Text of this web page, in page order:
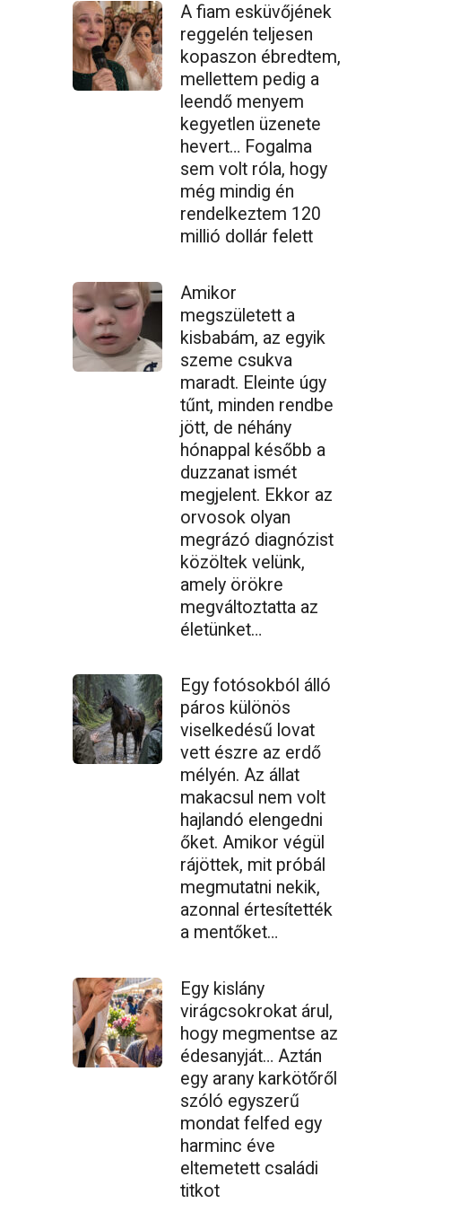
A fiam esküvőjének
reggelén teljesen
kopaszon ébredtem,
mellettem pedig a
leendő menyem
kegyetlen üzenete
hevert… Fogalma
sem volt róla, hogy
még mindig én
rendelkeztem 120
millió dollár felett
Amikor
megszületett a
kisbabám, az egyik
szeme csukva
maradt. Eleinte úgy
tűnt, minden rendbe
jött, de néhány
hónappal később a
duzzanat ismét
megjelent. Ekkor az
orvosok olyan
megrázó diagnózist
közöltek velünk,
amely örökre
megváltoztatta az
életünket…
Egy fotósokból álló
páros különös
viselkedésű lovat
vett észre az erdő
mélyén. Az állat
makacsul nem volt
hajlandó elengedni
őket. Amikor végül
rájöttek, mit próbál
megmutatni nekik,
azonnal értesítették
a mentőket…
Egy kislány
virágcsokrokat árul,
hogy megmentse az
édesanyját… Aztán
egy arany karkötőről
szóló egyszerű
mondat felfed egy
harminc éve
eltemetett családi
titkot